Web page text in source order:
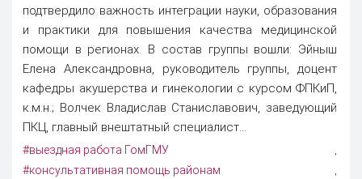
подтвердило важность интеграции науки, образования
и практики для повышения качества медицинской
помощи в регионах. В состав группы вошли: Эйныш
Елена Александровна, руководитель группы, доцент
кафедры акушерства и гинекологии с курсом ФПКиП,
к.м.н.; Волчек Владислав Станиславович, заведующий
ПКЦ, главный внештатный специалист...
#выездная работа ГомГМУ ,
#консультативная помощь районам ,